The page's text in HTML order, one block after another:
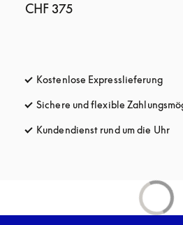
CHF 375
Kostenlose Expresslieferung
Sichere und flexible
Kundendienst rund um die Uhr